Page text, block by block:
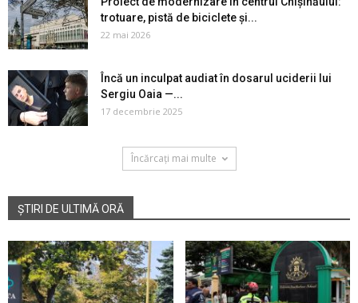
trotuare, pistă de biciclete și...
22 mai 2026
Încă un inculpat audiat în dosarul uciderii lui
Sergiu Oaia —...
17 decembrie 2025
Încărcați mai multe
ȘTIRI DE ULTIMĂ ORĂ